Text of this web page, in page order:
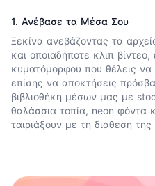
1. Ανέβασε τα Μέσα Σου
Ξεκίνα ανεβάζοντας τα
και οποιαδήποτε κλιπ
κυματόμορφου που θέλεις να
επίσης να αποκτήσεις
βιβλιοθήκη μέσων μας με
θαλάσσια τοπία, neon φόντα
ταιριάξουν με τη διάθεση